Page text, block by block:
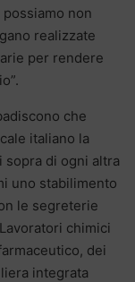
non
realizzate
per rendere
che
italiano la
sopra di ogni altra
uno stabilimento
le segreterie
chimici
dei
integrata